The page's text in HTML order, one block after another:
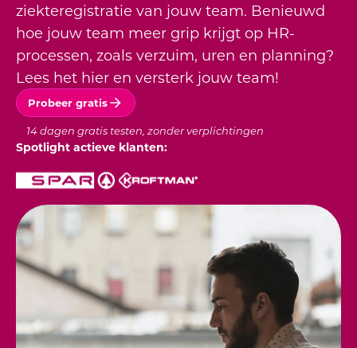
ziekteregistratie van jouw team. Benieuwd
hoe jouw team meer grip krijgt op HR-
processen, zoals verzuim, uren en planning?
Lees het hier en versterk jouw team!
Probeer gratis
14 dagen gratis testen, zonder verplichtingen
Spotlight actieve klanten: